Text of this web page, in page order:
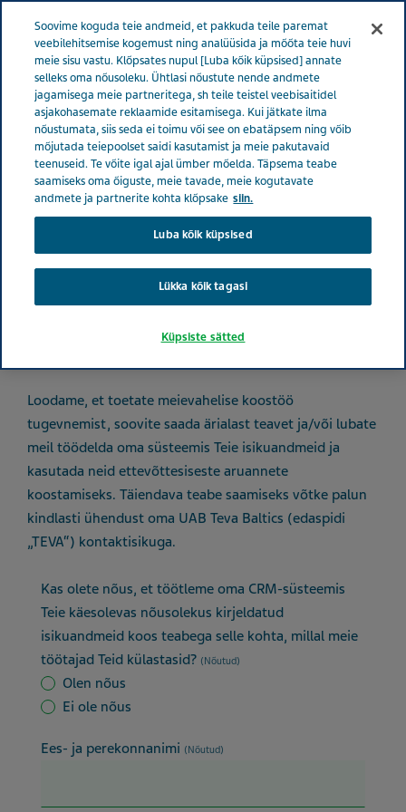
EESTI
Estonia Nõusolek
Nõusolek
minu isikuandmete töötlemiseks külastuste,
ettevõttesisese aruandluse ja/või
Loodame, et toetate meievahelise koostöö
tugevnemist, soovite saada ärialast teavet ja/või lubate
meil töödelda oma süsteemis Teie isikuandmeid ja
kasutada neid ettevõttesiseste aruannete
koostamiseks. Täiendava teabe saamiseks võtke palun
kindlasti ühendust oma UAB Teva Baltics (edaspidi
„TEVA“) kontaktisikuga.
Kas olete nõus, et töötleme oma CRM-süsteemis
Teie käesolevas nõusolekus kirjeldatud
isikuandmeid koos teabega selle kohta, millal meie
töötajad Teid külastasid? (Nõutud)
Olen nõus
Ei ole nõus
Ees- ja perekonnanimi (Nõutud)
Soovime koguda teie andmeid, et pakkuda teile paremat
veebilehitsemise kogemust ning analüüsida ja mõõta teie huvi
meie sisu vastu. Klõpsates nupul [Luba kõik küpsised] annate
selleks oma nõusoleku. Ühtlasi nõustute nende andmete
jagamisega meie partneritega, sh teile teistel veebisaitidel
asjakohasemate reklaamide esitamisega. Kui jätkate ilma
nõustumata, siis seda ei toimu või see on ebatäpsem ning võib
mõjutada teiepoolset saidi kasutamist ja meie pakutavaid
teenuseid. Te võite igal ajal ümber mõelda. Täpsema teabe
saamiseks oma õiguste, meie tavade, meie kogutavate
andmete ja partnerite kohta klõpsake siin.
Luba kõik küpsised
Lükka kõik tagasi
Küpsiste sätted